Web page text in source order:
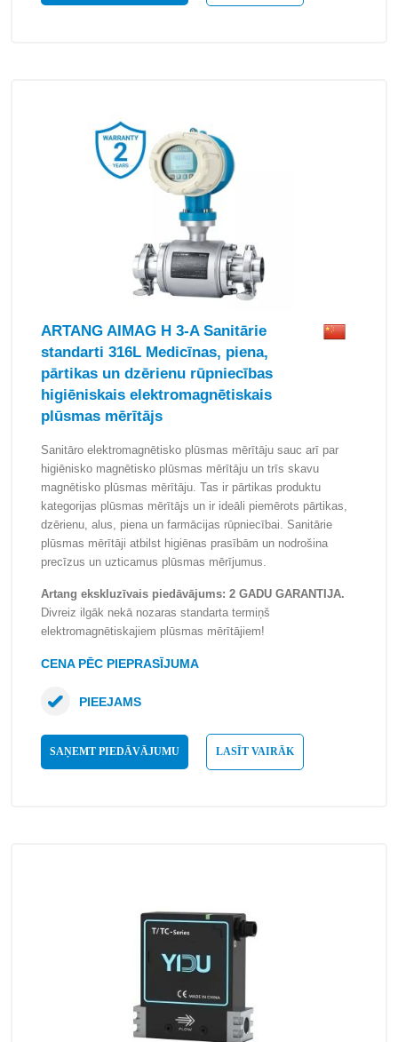
ARTANG AIMAG H 3-A Sanitārie
standarti 316L Medicīnas, piena,
pārtikas un dzērienu rūpniecības
higiēniskais elektromagnētiskais
plūsmas mērītājs
Sanitāro elektromagnētisko plūsmas mērītāju sauc arī par
higiēnisko magnētisko plūsmas mērītāju un trīs skavu
magnētisko plūsmas mērītāju. Tas ir pārtikas produktu
kategorijas plūsmas mērītājs un ir ideāli piemērots pārtikas,
dzērienu, alus, piena un farmācijas rūpniecībai. Sanitārie
plūsmas mērītāji atbilst higiēnas prasībām un nodrošina
precīzus un uzticamus plūsmas mērījumus.
Artang ekskluzīvais piedāvājums: 2 GADU GARANTIJA.
Divreiz ilgāk nekā nozaras standarta termiņš
elektromagnētiskajiem plūsmas mērītājiem!
CENA PĒC PIEPRASĪJUMA
SAŅEMT PIEDĀVĀJUMU LASĪT VAIRĀK
PIEEJAMS